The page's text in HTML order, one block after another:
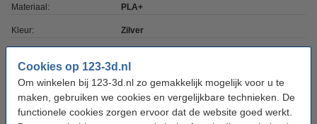
Cookies op 123-3d.nl
Om winkelen bij 123-3d.nl zo gemakkelijk mogelijk voor u te
maken, gebruiken we cookies en vergelijkbare technieken. De
functionele cookies zorgen ervoor dat de website goed werkt.
Materiaal: PLA+
Kleur: Zilver
Hoeveelheid: 1 kg
Printtemperatuur: 210 - 230 °C